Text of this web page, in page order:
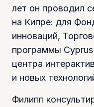
лет он проводил
на Кипре: для
инноваций,
программы Cyprus
центра
и новых
Филипп